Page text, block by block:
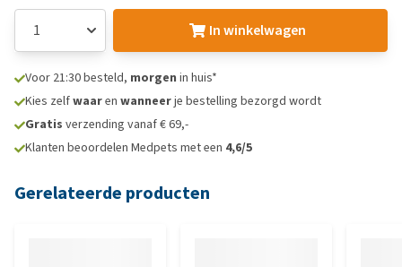
In winkelwagen
Voor 21:30 besteld, morgen in huis*
Kies zelfwaaren wanneerje bestelling bezorgd wordt
Gratis verzending vanaf € 69,-
Klanten beoordelen Medpets met een 4,6/5
Gerelateerde producten